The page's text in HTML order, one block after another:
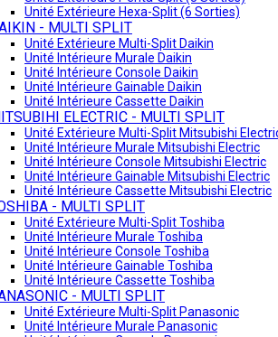
Unité Extérieure Hexa-Split (6 Sorties)
- MULTI SPLIT
Unité Extérieure Multi-Split Daikin
Unité Intérieure Murale Daikin
Unité Intérieure Console Daikin
Unité Intérieure Gainable Daikin
Unité Intérieure Cassette Daikin
ELECTRIC - MULTI SPLIT
Unité Extérieure Multi-Split Mitsubishi
Unité Intérieure Murale Mitsubishi Electric
Unité Intérieure Console Mitsubishi Electric
Unité Intérieure Gainable Mitsubishi Electric
Unité Intérieure Cassette Mitsubishi Electric
- MULTI SPLIT
Unité Extérieure Multi-Split Toshiba
Unité Intérieure Murale Toshiba
Unité Intérieure Console Toshiba
Unité Intérieure Gainable Toshiba
Unité Intérieure Cassette Toshiba
- MULTI SPLIT
Unité Extérieure Multi-Split Panasonic
Unité Intérieure Murale Panasonic